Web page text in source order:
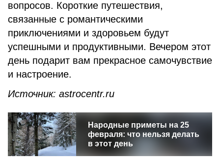
вопросов. Короткие путешествия,
связанные с романтическими
приключениями и здоровьем будут
успешными и продуктивными. Вечером этот
день подарит вам прекрасное самочувствие
и настроение.
Источник: astrocentr.ru
Народные приметы на 25
февраля: что нельзя делать
в этот день